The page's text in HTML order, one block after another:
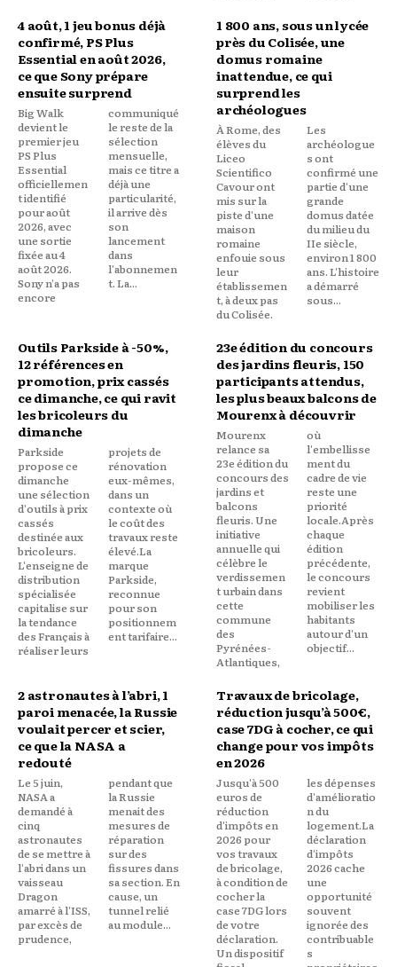
4 août, 1 jeu bonus déjà
confirmé, PS Plus
Essential en août 2026,
ce que Sony prépare
ensuite surprend
Big Walk
devient le
premier jeu
PS Plus
Essential
officiellemen
t identifié
pour août
2026, avec
une sortie
fixée au 4
août 2026.
Sony n'a pas
encore
communiqué
le reste de la
sélection
mensuelle,
mais ce titre a
déjà une
particularité,
il arrive dès
son
lancement
dans
l'abonnemen
t. La...
1 800 ans, sous un lycée
près du Colisée, une
domus romaine
inattendue, ce qui
surprend les
archéologues
À Rome, des
élèves du
Liceo
Scientifico
Cavour ont
mis sur la
piste d'une
maison
romaine
enfouie sous
leur
établissemen
t, à deux pas
du Colisée.
Les
archéologue
s ont
confirmé une
partie d'une
grande
domus datée
du milieu du
IIe siècle,
environ 1 800
ans. L'histoire
a démarré
sous...
Outils Parkside à -50%,
12 références en
promotion, prix cassés
ce dimanche, ce qui ravit
les bricoleurs du
dimanche
Parkside
propose ce
dimanche
une sélection
d'outils à prix
cassés
destinée aux
bricoleurs.
L'enseigne de
distribution
spécialisée
capitalise sur
la tendance
des Français à
réaliser leurs
projets de
rénovation
eux-mêmes,
dans un
contexte où
le coût des
travaux reste
élevé.La
marque
Parkside,
reconnue
pour son
positionnem
ent tarifaire...
23e édition du concours
des jardins fleuris, 150
participants attendus,
les plus beaux balcons de
Mourenx à découvrir
Mourenx
relance sa
23e édition du
concours des
jardins et
balcons
fleuris. Une
initiative
annuelle qui
célèbre le
verdissemen
t urbain dans
cette
commune
des
Pyrénées-
Atlantiques,
où
l'embellisse
ment du
cadre de vie
reste une
priorité
locale.Après
chaque
édition
précédente,
le concours
revient
mobiliser les
habitants
autour d'un
objectif...
2 astronautes à l’abri, 1
paroi menacée, la Russie
voulait percer et scier,
ce que la NASA a
redouté
Le 5 juin,
NASA a
demandé à
cinq
astronautes
de se mettre à
l'abri dans un
vaisseau
Dragon
amarré à l'ISS,
par excès de
prudence,
pendant que
la Russie
menait des
mesures de
réparation
sur des
fissures dans
sa section. En
cause, un
tunnel relié
au module...
Travaux de bricolage,
réduction jusqu’à 500€,
case 7DG à cocher, ce qui
change pour vos impôts
en 2026
Jusqu'à 500
euros de
réduction
d'impôts en
2026 pour
vos travaux
de bricolage,
à condition de
cocher la
case 7DG lors
de votre
déclaration.
Un dispositif
les dépenses
d'amélioratio
n du
logement.La
déclaration
d'impôts
2026 cache
une
opportunité
souvent
ignorée des
contribuable
s